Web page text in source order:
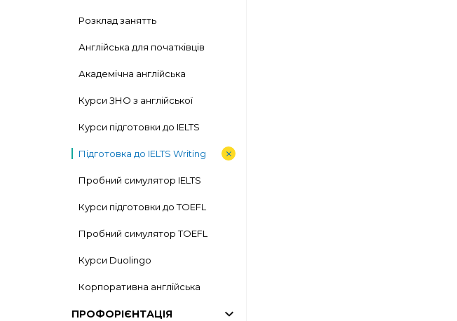
Розклад занятть
Англійська для початківців
Академічна англійська
Курси ЗНО з англійської
Курси підготовки до IELTS
Підготовка до IELTS Writing
Пробний симулятор IELTS
Курси підготовки до TOEFL
Пробний симулятор TOEFL
Курси Duolingo
Корпоративна англійська
ПРОФОРІЄНТАЦІЯ